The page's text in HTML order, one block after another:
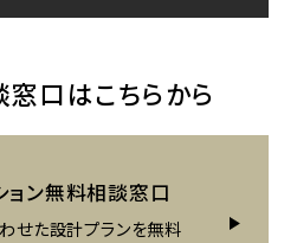
口はこちらから
ョン無料相談窓口
せた設計プランを無料